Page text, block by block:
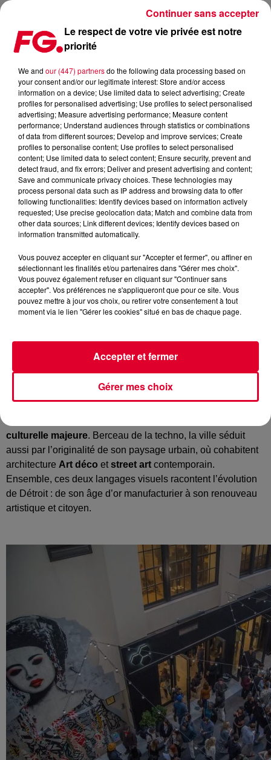
DÉTROIT, QUAND L’ART DÉCO DIALOGUE AVEC LE STREET ART
Publié : 6 novembre 2025 à 17h46 par Lilas Macé
l’architecture art déco, qui fête son centenaire, au street art
contemporain qui habille les rues de la Motor City.
culturelle majeure. Berceau de la techno, la ville séduit
aussi par l’originalité de son paysage urbain, où cohabitent
architecture Art déco etstreet art contemporain.
Ensemble, ces deux langages visuels racontent l’évolution
de Détroit : de son âge d’or manufacturier à son renouveau
artistique et citoyen.
Le respect de votre vie privée est notre
priorité
We and our (447) partnersdo the following data processing based on
your consent and/or our legitimate interest: Store and/or access
information on a device; Use limited data to select advertising; Create
profiles for personalised advertising; Use profiles to select personalised
advertising; Measure advertising performance; Measure content
performance; Understand audiences through statistics or combinations
of data from different sources; Develop and improve services; Create
profiles to personalise content; Use profiles to select personalised
content; Use limited data to select content; Ensure security, prevent and
detect fraud, and fix errors; Deliver and present advertising and content;
Save and communicate privacy choices. These technologies may
process personal data such as IP address and browsing data to offer
following functionalities: Identify devices based on information actively
requested; Use precise geolocation data; Match and combine data from
other data sources; Link different devices; Identify devices based on
information transmitted automatically.
Vous pouvez accepter en cliquant sur "Accepter et fermer", ou affiner en
sélectionnant les finalités et/ou partenaires dans "Gérer mes choix".
Vous pouvez également refuser en cliquant sur "Continuer sans
accepter". Vos préférences ne s'appliqueront que pour ce site. Vous
pouvez mettre à jour vos choix, ou retirer votre consentement à tout
moment via le lien "Gérer les cookies" situé en bas de chaque page.
Gérer mes choix
Accepter et fermer
Continuer sans accepter